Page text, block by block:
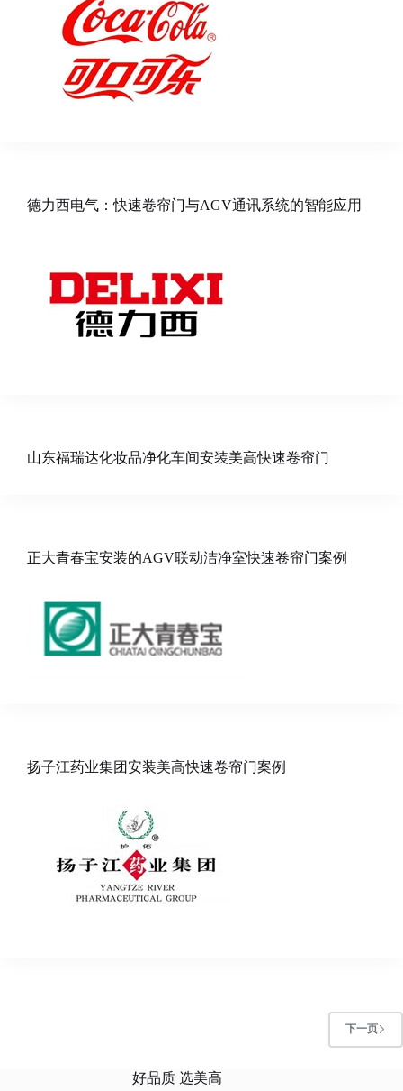
德力西电气：快速卷帘门与AGV通讯系统的智能应用
山东福瑞达化妆品净化车间安装美高快速卷帘门
正大青春宝安装的AGV联动洁净室快速卷帘门案例
扬子江药业集团安装美高快速卷帘门案例
下一页
好品质 选美高